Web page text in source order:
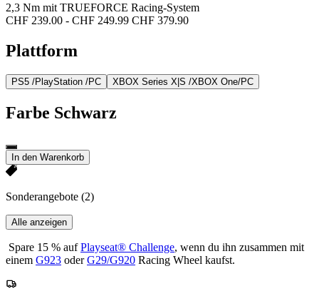
2,3 Nm mit TRUEFORCE Racing-System
CHF 239.00 - CHF 249.99 CHF 379.90
Plattform
PS5 /PlayStation /PC XBOX Series X|S /XBOX One/PC
Farbe Schwarz
In den Warenkorb
Sonderangebote (2)
Alle anzeigen
Spare 15 % aufPlayseat® Challenge, wenn du ihn zusammen mit
einem G923 oderG29/G920 Racing Wheel kaufst.